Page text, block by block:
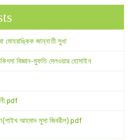
মোহরাঙ্কিক জান্নাতী সুধা
বিজ্ঞান-মুফতি দেলওয়ার হোসাইন
আহমাদ মুসা জিবরীল).pdf